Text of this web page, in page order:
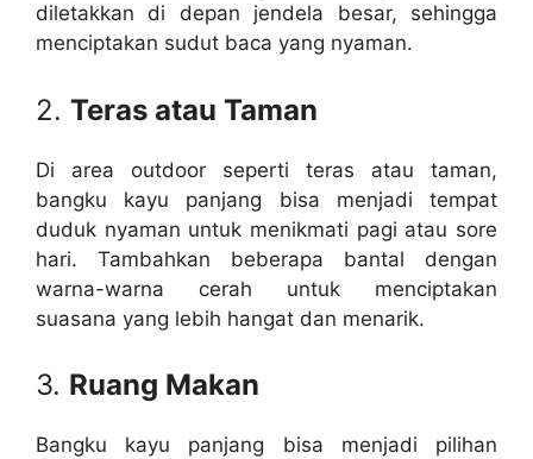
diletakkan di depan jendela besar, sehingga
menciptakan sudut baca yang nyaman.
2. Teras atau Taman
Di area outdoor seperti teras atau taman,
bangku kayu panjang bisa menjadi tempat
duduk nyaman untuk menikmati pagi atau sore
hari. Tambahkan beberapa bantal dengan
warna-warna cerah untuk menciptakan
suasana yang lebih hangat dan menarik.
3. Ruang Makan
Bangku kayu panjang bisa menjadi pilihan